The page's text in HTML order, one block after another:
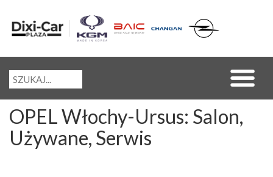
OPEL Włochy-Ursus: Salon,
Używane, Serwis